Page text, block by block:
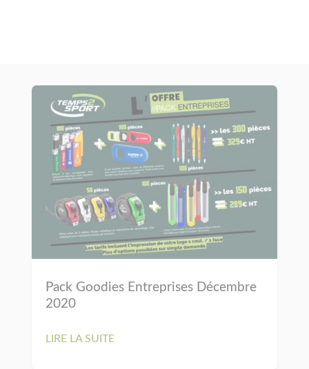
Pack Goodies Entreprises Décembre
2020
LIRE LA SUITE